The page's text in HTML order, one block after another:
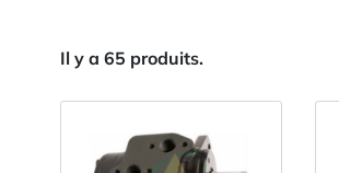
Il y a 65 produits.